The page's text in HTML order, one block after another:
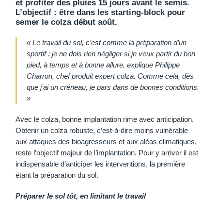
et profiter des pluies 15 jours avant le semis.
L’objectif : être dans les starting-block pour
semer le colza début août.
« Le travail du sol, c’est comme la préparation d’un
sportif : je ne dois rien négliger si je veux partir du bon
pied, à temps et à bonne allure, explique Philippe
Charron, chef produit expert colza. Comme cela, dès
que j’ai un créneau, je pars dans de bonnes conditions.
»
Avec le colza, bonne implantation rime avec anticipation.
Obtenir un colza robuste, c’est-à-dire moins vulnérable
aux attaques des bioagresseurs et aux aléas climatiques,
reste l’objectif majeur de l’implantation. Pour y arriver il est
indispensable d’anticiper les interventions, la première
étant la préparation du sol.
Préparer le sol tôt, en limitant le travail